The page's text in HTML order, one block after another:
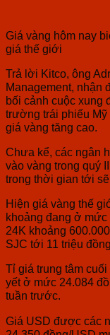
Giá vàng hôm nay
giá thế giới
Trả lời Kitco, ông
Management, nhận
bối cảnh cuộc xung
trường trái phiếu
giá vàng tăng cao.
Chưa kể, các ngân
vào vàng trong quý
trong thời gian tới
Hiện giá vàng thế
khoảng đang ở
24K khoảng
SJC tới 11 triệu
Tỉ giá trung tâm
yết ở mức 24.084
tuần trước.
Giá USD được các